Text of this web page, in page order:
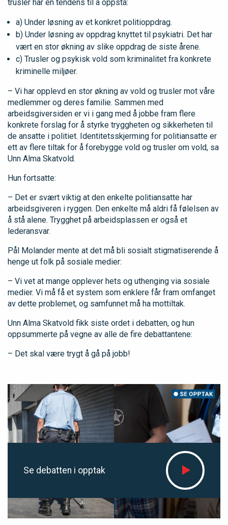
trusler har en tendens til å oppstå:
a) Under løsning av et konkret politioppdrag.
b) Under løsning av oppdrag knyttet til psykiatri. Det har
vært en stor økning av slike oppdrag de siste årene.
c) Trusler og psykisk vold som kriminalitet fra konkrete
kriminelle miljøer.
– Vi har opplevd en stor økning av vold og trusler mot våre
medlemmer og deres familie. Sammen med
arbeidsgiversiden er vi i gang med å jobbe fram flere
konkrete forslag for å styrke tryggheten og sikkerheten til
de ansatte i politiet. Identitetsskjerming for politiansatte er
ett av flere tiltak for å forebygge vold og trusler om vold, sa
Unn Alma Skatvold.
Hun fortsatte:
– Det er svært viktig at den enkelte politiansatte har
arbeidsgiveren i ryggen. Den enkelte må aldri få følelsen av
å stå alene. Trygghet på arbeidsplassen er også et
lederansvar.
Pål Molander mente at det må bli sosialt stigmatiserende å
henge ut folk på sosiale medier:
– Vi vet at mange opplever hets og uthenging via sosiale
medier. Vi må få et system som enklere får fram omfanget
av dette problemet, og samfunnet må ha mottiltak.
Unn Alma Skatvold fikk siste ordet i debatten, og hun
oppsummerte på vegne av alle de fire debattantene:
– Det skal være trygt å gå på jobb!
Se debatten i opptak